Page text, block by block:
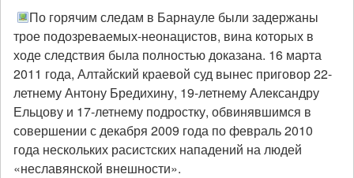
По горячим следам в Барнауле были задержаны
трое подозреваемых-неонацистов, вина которых в
ходе следствия была полностью доказана. 16 марта
2011 года, Алтайский краевой суд вынес приговор 22-
летнему Антону Бредихину, 19-летнему Александру
Ельцову и 17-летнему подростку, обвинявшимся в
совершении с декабря 2009 года по февраль 2010
года нескольких расистских нападений на людей
«неславянской внешности».